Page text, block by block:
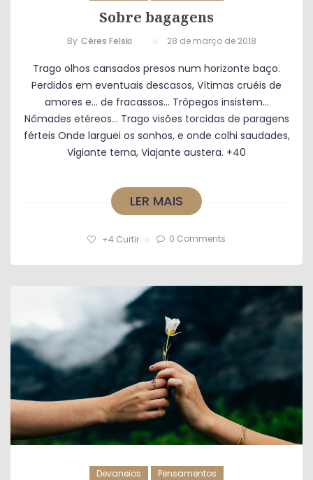
Sobre bagagens
By Céres Felski 28 de março de 2018
Trago olhos cansados presos num horizonte baço.
Perdidos em eventuais descasos, Vítimas cruéis de
amores e… de fracassos… Trôpegos insistem…
Nômades etéreos… Trago visões torcidas de paragens
férteis Onde larguei os sonhos, e onde colhi saudades,
Vigiante terna, Viajante austera. +40
LER MAIS
+4 Curtir 0 Comments
Devaneios Pensamentos